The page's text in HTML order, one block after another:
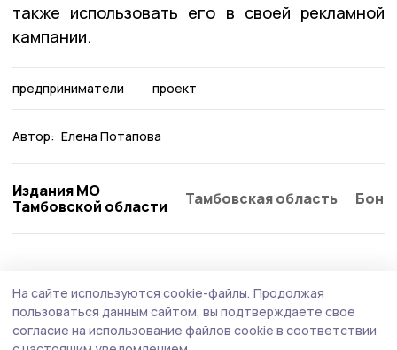
также использовать его в своей рекламной
кампании.
предприниматели проект
Автор: Елена Потапова
Издания МО
Тамбовской области
Тамбовская область
На сайте используются cookie-файлы. Продолжая
пользоваться данным сайтом, вы подтверждаете свое
согласие на использование файлов cookie в соответствии